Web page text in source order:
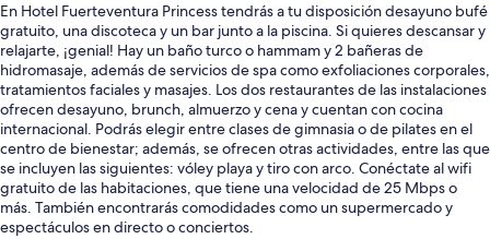
En Hotel Fuerteventura Princess tendrás a tu disposición desayuno bufé
gratuito, una discoteca y un bar junto a la piscina. Si quieres descansar y
relajarte, ¡genial! Hay un baño turco o hammam y 2 bañeras de
hidromasaje, además de servicios de spa como exfoliaciones corporales,
tratamientos faciales y masajes. Los dos restaurantes de las instalaciones
ofrecen desayuno, brunch, almuerzo y cena y cuentan con cocina
internacional. Podrás elegir entre clases de gimnasia o de pilates en el
centro de bienestar; además, se ofrecen otras actividades, entre las que
se incluyen las siguientes: vóley playa y tiro con arco. Conéctate al wifi
gratuito de las habitaciones, que tiene una velocidad de 25 Mbps o
más. También encontrarás comodidades como un supermercado y
espectáculos en directo o conciertos.